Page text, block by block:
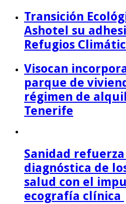
Transición
Ashotel su
Refugios
Visocan
parque de
régimen de
Tenerife
Sanidad
diagnóstica de
salud con el
ecografía clínica